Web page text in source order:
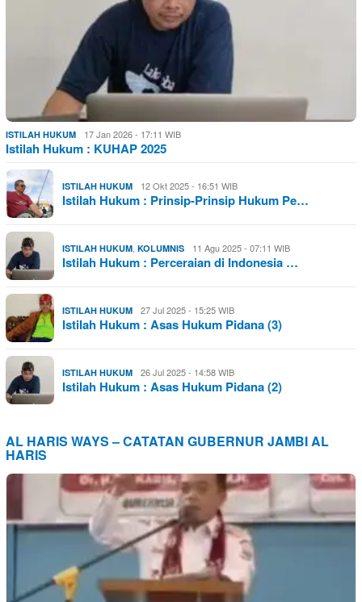
ISTILAH HUKUM 17 Jan 2026 - 17:11 WIB
Istilah Hukum : KUHAP 2025
ISTILAH HUKUM 12 Okt 2025 - 16:51 WIB
Istilah Hukum : Prinsip-Prinsip Hukum Pe…
ISTILAH HUKUM, KOLUMNIS 11 Agu 2025 - 07:11 WIB
Istilah Hukum : Perceraian di Indonesia …
ISTILAH HUKUM 27 Jul 2025 - 15:25 WIB
Istilah Hukum : Asas Hukum Pidana (3)
ISTILAH HUKUM 26 Jul 2025 - 14:58 WIB
Istilah Hukum : Asas Hukum Pidana (2)
AL HARIS WAYS – CATATAN GUBERNUR JAMBI AL
HARIS